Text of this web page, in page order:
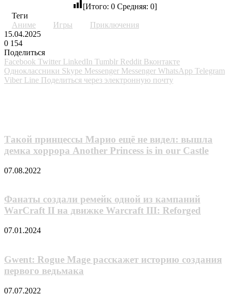
[Итого: 0Средняя: 0]
Теги
Аниме
Игры
Приключения
15.04.2025
0 154
Поделиться
Facebook Twitter LinkedIn Tumblr Reddit Вконтакте
Одноклассники Skype Messenger Messenger WhatsApp Telegram
Viber Line Поделиться через электронную почту
Такой принцессы Марио ещё не видел: вышла
демка хоррора Another Princess is in our Castle
07.08.2022
Фанаты создали ремейк одной из кампаний
WarCraft II на движке Warcraft III: Reforged
07.01.2024
Gwent: Rogue Mage расскажет историю создания
первого ведьмака
07.07.2022